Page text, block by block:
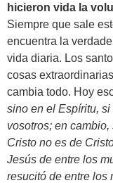
hicieron vida la
Siempre que sale
encuentra la
vida diaria. Los
cosas
cambia todo. Hoy
sino en el Espíritu,
vosotros; en
Cristo no es de
Jesús de entre los
resucitó de entre los